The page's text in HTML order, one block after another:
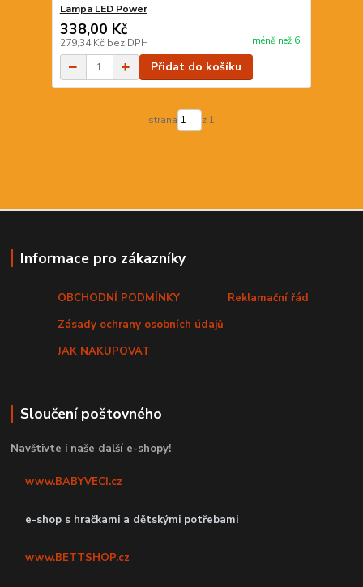
Lampa LED Power
338,00 Kč
279,34 Kč bez DPH méně než 6
Přidat do košíku
strana z 1
Informace pro zákazníky
OBCHODNÍ PODMÍNKY
Reklamační řád
Zásady ochrany osobních údajů
JAK NAKUPOVAT
Sloučení poštovného
Navštivte i naše další e-shopy!
www.BABYVECI.cz
e-shop s hračkami a dětskými potřebami
www.BETTSHOP.cz